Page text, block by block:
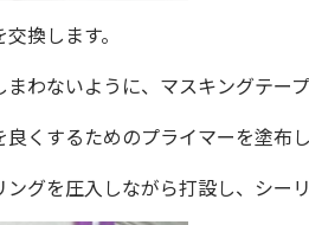
換します。
わないように、マスキングテー
くするためのプライマーを塗布し
グを圧入しながら打設し、シー